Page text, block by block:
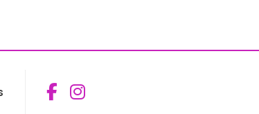
Aceder ao Facebook da
Aceder ao Instagram